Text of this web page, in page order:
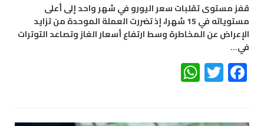
قفز مستوى تقلبات سعر اليورو في شهر واحد إلى أعلى
مستوياته في 15 شهرا، إذ تضررت العملة الموحدة من تزايد
الإعراض عن المخاطرة وسط ارتفاع أسعار الغاز وتصاعد التوترات
في…
Facebook
Twitter